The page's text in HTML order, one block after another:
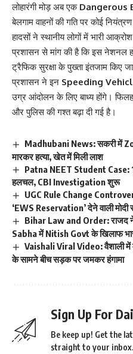
लोहारंगी मोड़ अब एक Dangerous
बेलगाम वाहनों की गति पर कोई
हादसों ने स्थानीय लोगों में भारी
प्रशासन से मांग की है कि इस नेशनल
ट्रैफिक सुरक्षा के पुख्ता इंतजाम किए
प्रशासन ने इन Speeding
उग्र आंदोलन के लिए बाध्य होंगे।
और पुलिस की गश्त बढ़ा दी गई है।
Madhubani News: सकरी में
मारकर हत्या, खेत में मिली लाश
Patna NEET Student Case:
हलचल, CBI Investigation शुरू
UGC Rule Change
‘EWS Reservation’ देने वाली मोदी
Bihar Law and Order: राजद ने
Sabha में Nitish Govt के खिलाफ
Vaishali Viral Video: वैशाली में
के सामने बीच सड़क पर जमकर हंगामा
Sign Up For
Be keep up! Get the
straight to your inbox.